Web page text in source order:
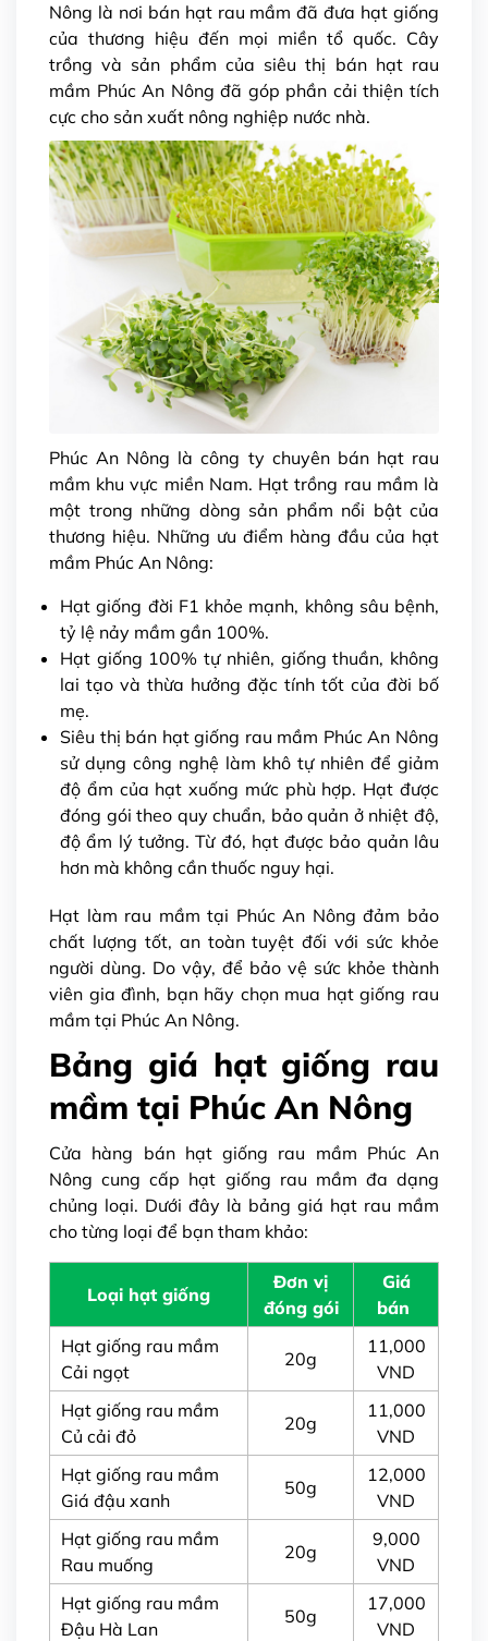
Nông là nơi bán hạt rau mầmđã đưa hạt giống
của thương hiệu đến mọi miền tổ quốc. Cây
trồng và sản phẩm của siêu thị bán hạt rau
mầm Phúc An Nôngđã góp phần cải thiện tích
cực cho sản xuất nông nghiệp nước nhà.
Phúc An Nông là công ty chuyên bán hạt rau
mầm khu vực miền Nam. Hạt trồng rau mầm là
một trong những dòng sản phẩm nổi bật của
thương hiệu. Những ưu điểm hàng đầu của hạt
mầm Phúc An Nông:
Hạt giống đời F1 khỏe mạnh, không sâu bệnh,
tỷ lệ nảy mầm gần 100%.
Hạt giống 100% tự nhiên, giống thuần, không
lai tạo và thừa hưởng đặc tính tốt của đời bố
mẹ.
Siêu thị bán hạt giống rau mầm Phúc An Nông
sử dụng công nghệ làm khô tự nhiên để giảm
độ ẩm của hạt xuống mức phù hợp. Hạt được
đóng gói theo quy chuẩn, bảo quản ở nhiệt độ,
độ ẩm lý tưởng. Từ đó, hạt được bảo quản lâu
hơn mà không cần thuốc nguy hại.
Hạt làm rau mầm tại Phúc An Nông đảm bảo
chất lượng tốt, an toàn tuyệt đối với sức khỏe
người dùng. Do vậy, để bảo vệ sức khỏe thành
viên gia đình, bạn hãy chọn mua hạt giống rau
mầm tại Phúc An Nông.
Bảng giá hạt giống rau
mầm tại Phúc An Nông
Cửa hàng bán hạt giống rau mầm Phúc An
Nôngcung cấp hạt giống rau mầm đa dạng
chủng loại. Dưới đây là bảng giá hạt rau mầm
cho từng loại để bạn tham khảo:
Loại hạt giống
Đơn vị
đóng gói
Giá
bán
Hạt giống rau mầm
Cải ngọt
20g
11,000
VND
Hạt giống rau mầm
Củ cải đỏ
20g
11,000
VND
Hạt giống rau mầm
Giá đậu xanh
50g
12,000
VND
Hạt giống rau mầm
Rau muống
20g
9,000
VND
Hạt giống rau mầm
Đậu Hà Lan
50g
17,000
VND